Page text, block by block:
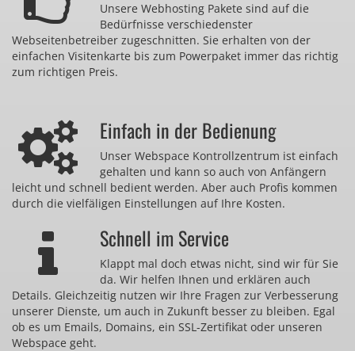
Unsere Webhosting Pakete sind auf die
Bedürfnisse verschiedenster
Webseitenbetreiber zugeschnitten. Sie erhalten von der
einfachen Visitenkarte bis zum Powerpaket immer das richtig
zum richtigen Preis.
Einfach in der Bedienung
Unser Webspace Kontrollzentrum ist einfach
gehalten und kann so auch von Anfängern
leicht und schnell bedient werden. Aber auch Profis kommen
durch die vielfäligen Einstellungen auf Ihre Kosten.
Schnell im Service
Klappt mal doch etwas nicht, sind wir für Sie
da. Wir helfen Ihnen und erklären auch
Details. Gleichzeitig nutzen wir Ihre Fragen zur Verbesserung
unserer Dienste, um auch in Zukunft besser zu bleiben. Egal
ob es um Emails, Domains, ein SSL-Zertifikat oder unseren
Webspace geht.